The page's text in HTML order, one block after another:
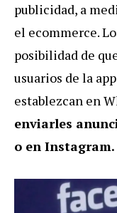
publicidad, a
el ecommerce.
posibilidad de
usuarios de la
establezcan en
enviarles
o en Instagram.